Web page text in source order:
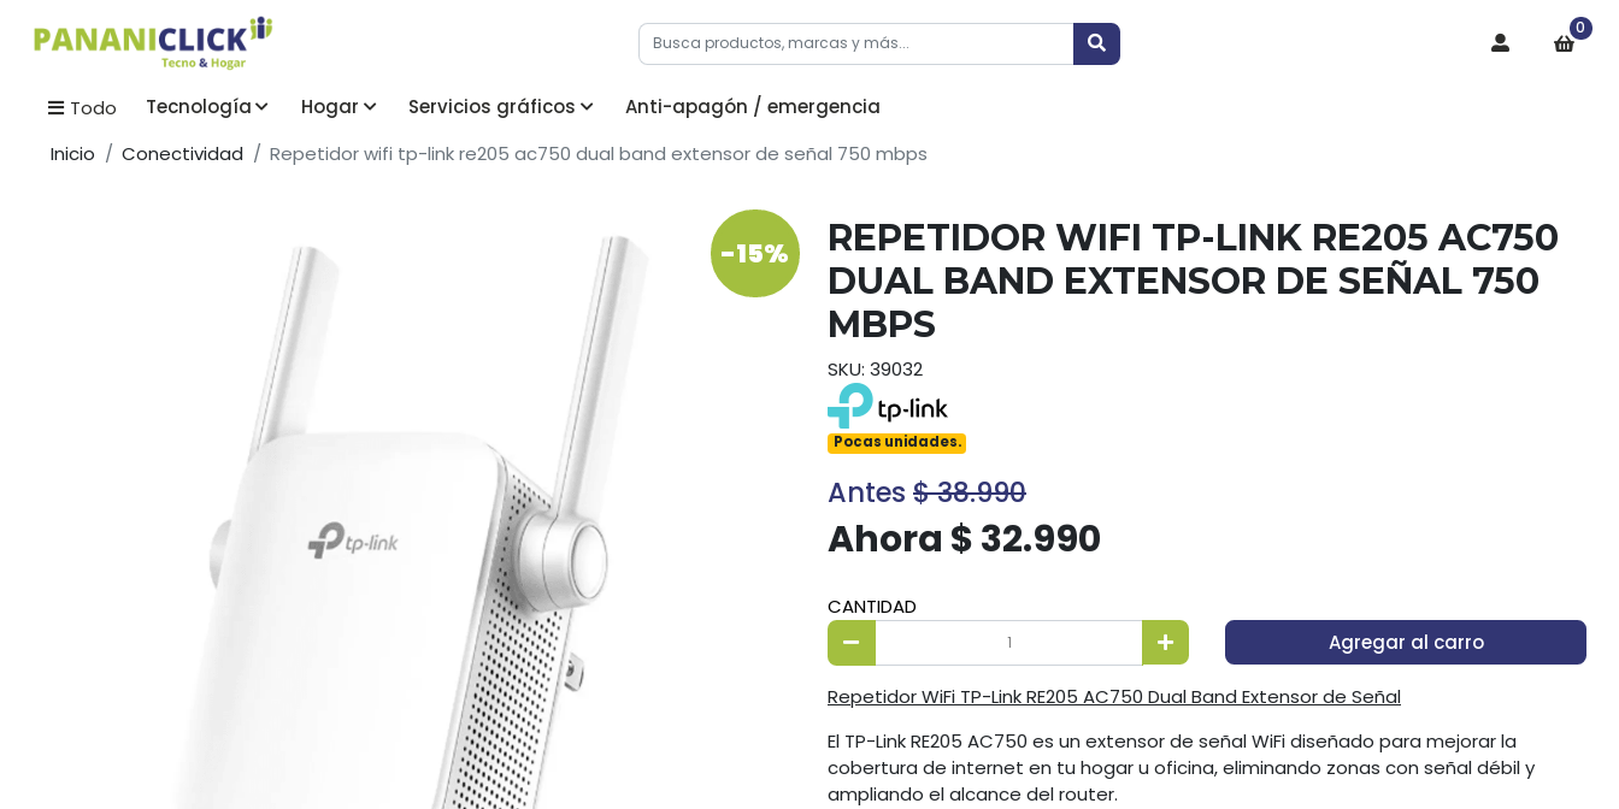
0
Todo Tecnología Hogar Servicios gráficos
Anti-apagón / emergencia
Inicio
Conectividad Repetidor wifi tp-link re205 ac750 dual band extensor de señal 750 mbps
-15%
REPETIDOR WIFI TP-LINK RE205 AC750
DUAL BAND EXTENSOR DE SEÑAL 750
MBPS
SKU: 39032
Pocas unidades.
Antes $ 38.990
Ahora $ 32.990
CANTIDAD
Agregar al carro
Repetidor WiFi TP-Link RE205 AC750 Dual Band Extensor de Señal
El TP-Link RE205 AC750 es un extensor de señal WiFi diseñado para mejorar la
cobertura de internet en tu hogar u oficina, eliminando zonas con señal débil y
ampliando el alcance del router.